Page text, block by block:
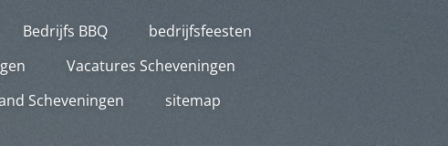
Bedrijfs BBQ
bedrijfsfeesten
Vacatures Scheveningen
Scheveningen
sitemap